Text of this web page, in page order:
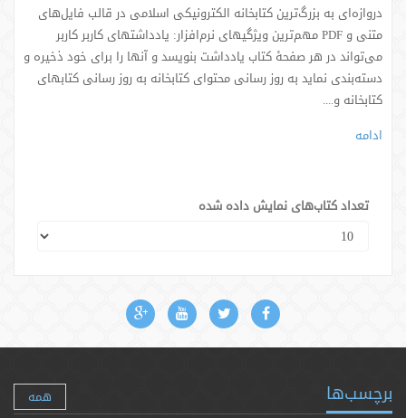
دروازه‌ای به بزرگ‌ترین کتابخانه الکترونیکی اسلامی در قالب فایل‌های
متنی و PDF مهم‌ترین ویژگیهای نرم‌افزار: یادداشتهای کاربر کاربر
می‌تواند در هر صفحۀ کتاب یادداشت بنویسد و آنها را برای خود ذخیره و
دسته‌بندی نماید به ‌روز رسانی محتوای کتابخانه به ‌روز رسانی کتابهای
کتابخانه و....
ادامه
تعداد کتاب‌های نمایش داده شده
برچسب‌ها همه